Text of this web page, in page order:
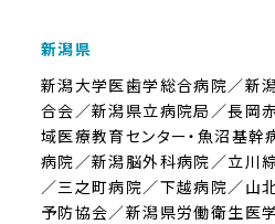
新潟県
新潟大学医歯学総合病院／新
合会／新潟県立病院局／長岡
域医療教育センター・魚沼基
病院／新潟脳外科病院／立川
／三之町病院／下越病院／山
予防協会／新潟県労働衛生医